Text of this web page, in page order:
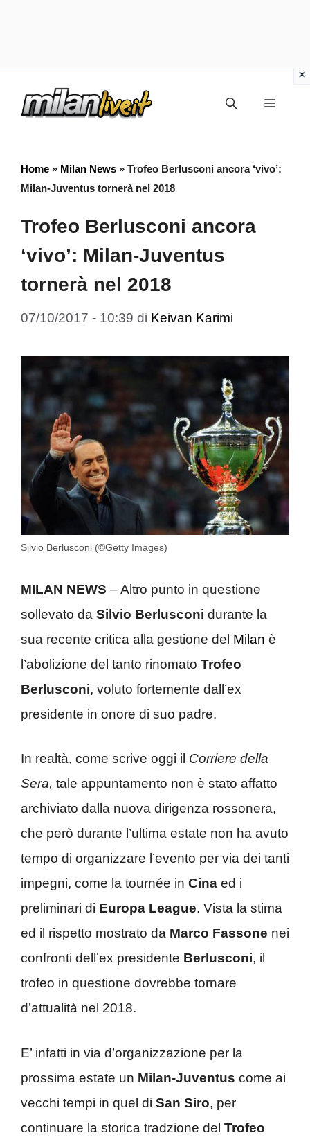
Menu
Home » Milan News » Trofeo Berlusconi ancora ‘vivo’:
Milan-Juventus tornerà nel 2018
Trofeo Berlusconi ancora
‘vivo’: Milan-Juventus
tornerà nel 2018
07/10/2017 - 10:39 di Keivan Karimi
Silvio Berlusconi (©Getty Images)
MILAN NEWS – Altro punto in questione
sollevato da Silvio Berlusconi durante la
sua recente critica alla gestione del Milan è
l’abolizione del tanto rinomato Trofeo
Berlusconi, voluto fortemente dall’ex
presidente in onore di suo padre.
In realtà, come scrive oggi il Corriere della
Sera, tale appuntamento non è stato affatto
archiviato dalla nuova dirigenza rossonera,
che però durante l’ultima estate non ha avuto
tempo di organizzare l’evento per via dei tanti
impegni, come la tournée in Cina ed i
preliminari di Europa League. Vista la stima
ed il rispetto mostrato da Marco Fassone nei
confronti dell’ex presidente Berlusconi, il
trofeo in questione dovrebbe tornare
d’attualità nel 2018.
E’ infatti in via d’organizzazione per la
prossima estate un Milan-Juventus come ai
vecchi tempi in quel di San Siro, per
continuare la storica tradzione del Trofeo